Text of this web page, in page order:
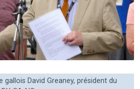
gallois David Greaney, président du